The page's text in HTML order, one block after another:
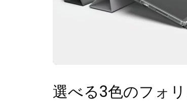
選べる3色のフォ